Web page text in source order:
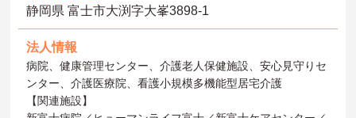
静岡県 富士市大渕字大峯3898‐1
法人情報
病院、健康管理センター、介護老人保健施設、安心見守りセ
ンター、介護医療院、看護小規模多機能型居宅介護
【関連施設】